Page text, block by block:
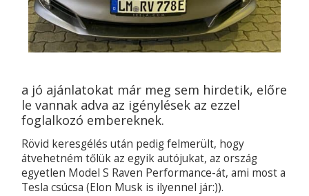
a jó ajánlatokat már meg sem hirdetik, előre
le vannak adva az igénylések az ezzel
foglalkozó embereknek.
Rövid keresgélés után pedig felmerült, hogy
átvehetném tőlük az egyik autójukat, az ország
egyetlen Model S Raven Performance-át, ami most a
Tesla csúcsa (Elon Musk is ilyennel jár:)).